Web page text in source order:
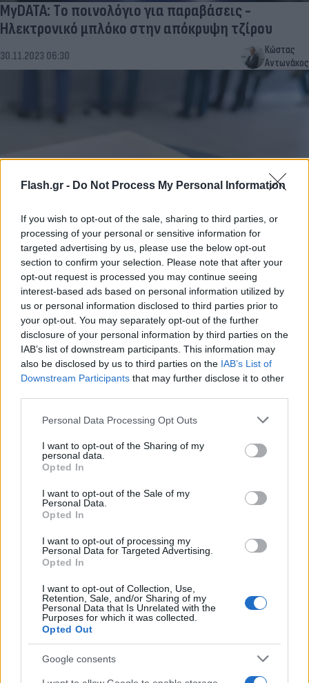
Flash.gr - Do Not Process My Personal Information
If you wish to opt-out of the sale, sharing to third parties, or
processing of your personal or sensitive information for
targeted advertising by us, please use the below opt-out
section to confirm your selection. Please note that after your
opt-out request is processed you may continue seeing
interest-based ads based on personal information utilized by
us or personal information disclosed to third parties prior to
your opt-out. You may separately opt-out of the further
disclosure of your personal information by third parties on the
IAB’s list of downstream participants. This information may
also be disclosed by us to third parties on the IAB’s List of
Downstream Participants that may further disclose it to other
Please note that this website/app uses one or more Google
not limited to your visit or usage behaviour. You may click to
grant or deny consent to Google and its third-party tags to
use your data for below specified purposes in below Google
consent section.
Personal Data Processing Opt Outs
I want to opt-out of the Sharing of my
personal data.
Opted In
I want to opt-out of the Sale of my
Personal Data.
Opted In
I want to opt-out of processing my
Personal Data for Targeted Advertising.
Opted In
I want to opt-out of Collection, Use,
Retention, Sale, and/or Sharing of my
Personal Data that Is Unrelated with the
Purposes for which it was collected.
Opted Out
Google consents
MyDATA: Tο ποινολόγιο για παραβάσεις -
Ηλεκτρονικό μπλόκο στην απόκρυψη τζίρου
30.11.2023 06:30
Κώστας
Αντωνάκος
Τέρμα οι ουρές στις εφορίες για ΑΦΜ και
Κλειδάριθμο - Νέες ψηφιακές διαδικασίες
29.11.2023 20:04
Συντακτική
Ομάδα
Κληρονομιά ακινήτων με ένα «κλικ» - Τέλος από
1/1 οι χειρόγραφες δηλώσεις
28.11.2023 06:30
Κώστας